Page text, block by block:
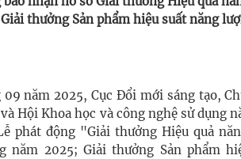
thưởng Sản phẩm hiệu suất năng
09 năm 2025, Cục Đổi mới sáng tạo,
Hội Khoa học và công nghệ sử dụng
phát động "Giải thưởng Hiệu quả
năm 2025; Giải thưởng Sản phẩm